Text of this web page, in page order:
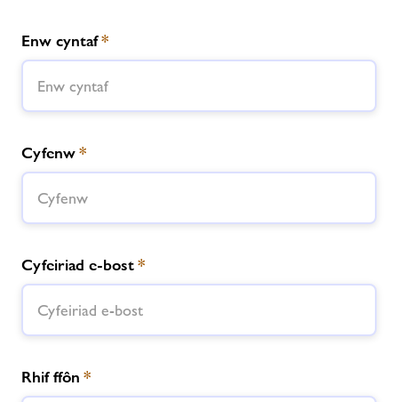
Enw cyntaf*
Cyfenw*
Cyfeiriad e-bost*
Rhif ffôn *